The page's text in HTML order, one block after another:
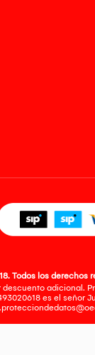
Todos los
adicional.
es el